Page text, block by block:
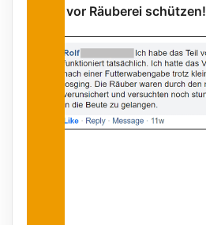
Weise vor Räuberei schützen!